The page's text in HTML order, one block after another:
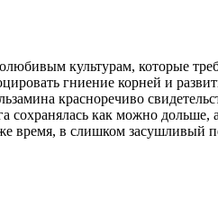
культурам, которые
гниение корней и
красноречиво
сохранялась как можно
время, в слишком